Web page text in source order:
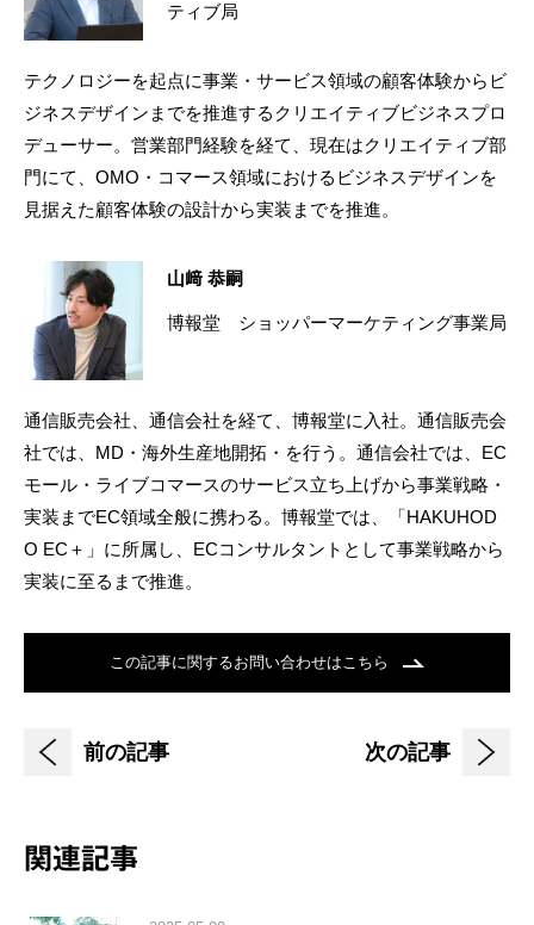
ティブ局
テクノロジーを起点に事業・サービス領域の顧客体験からビ
ジネスデザインまでを推進するクリエイティブビジネスプロ
デューサー。営業部門経験を経て、現在はクリエイティブ部
門にて、OMO・コマース領域におけるビジネスデザインを
見据えた顧客体験の設計から実装までを推進。
山﨑 恭嗣
博報堂 ショッパーマーケティング事業局
通信販売会社、通信会社を経て、博報堂に入社。通信販売会
社では、MD・海外生産地開拓・を行う。通信会社では、EC
モール・ライブコマースのサービス立ち上げから事業戦略・
実装までEC領域全般に携わる。博報堂では、「HAKUHOD
O EC＋」に所属し、ECコンサルタントとして事業戦略から
実装に至るまで推進。
この記事に関するお問い合わせはこちら
前の記事 次の記事
関連記事